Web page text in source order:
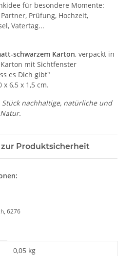
für besondere Momente:
Prüfung, Hochzeit,
Vatertag...
schwarzem Karton, verpackt in
mit Sichtfenster
es Dich gibt"
6,5 x 1,5 cm.
Stück nachhaltige, natürliche und
Produktsicherheit
6276
0,05 kg